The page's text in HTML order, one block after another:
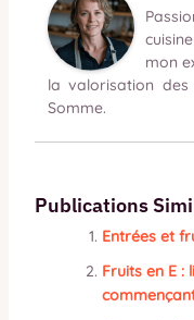
mon
la valorisation
Somme.
Publications
Entrées et
Fruits en E :